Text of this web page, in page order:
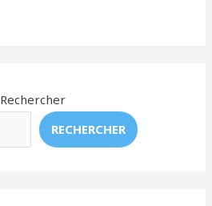
Rechercher
RECHERCHER